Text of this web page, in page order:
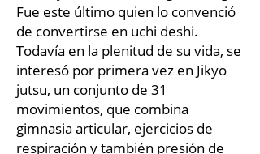
Fue este último quien lo convenció
de convertirse en uchi deshi.
Todavía en la plenitud de su vida, se
interesó por primera vez en Jikyo
jutsu, un conjunto de 31
movimientos, que combina
gimnasia articular, ejercicios de
respiración y también presión de